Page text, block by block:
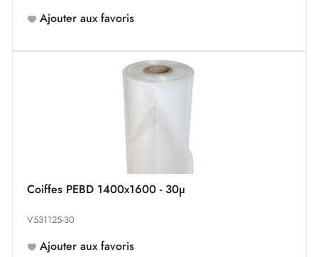
Ajouter aux favoris
Coiffes PEBD 1400x1600 - 30µ
V531125-30
Ajouter aux favoris